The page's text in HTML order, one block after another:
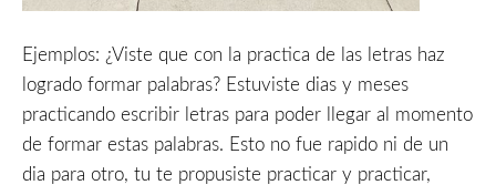
Ejemplos: ¿Viste que con la practica de las letras haz
logrado formar palabras? Estuviste dias y meses
practicando escribir letras para poder llegar al momento
de formar estas palabras. Esto no fue rapido ni de un
dia para otro, tu te propusiste practicar y practicar,